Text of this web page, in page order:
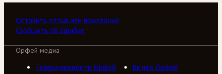
Оставить отзыв или пожелание
Сообщить об ошибке
Орфей медиа
Телерадиоцентр Орфей
Видео Орфей